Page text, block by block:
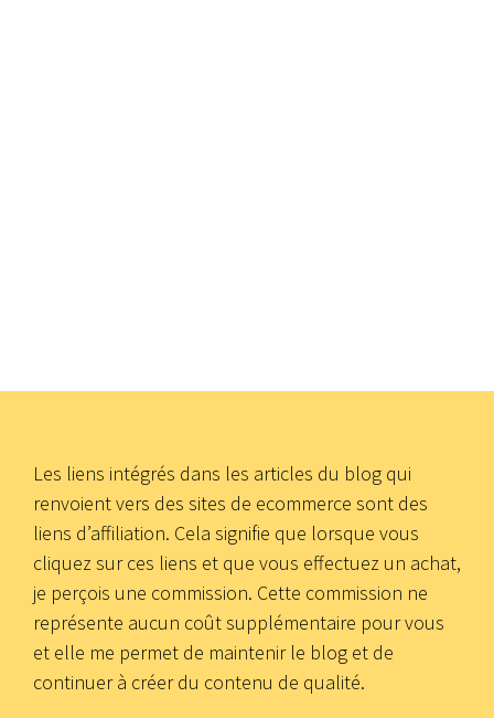
Les liens intégrés dans les articles du blog qui
renvoient vers des sites de ecommerce sont des
liens d’affiliation. Cela signifie que lorsque vous
cliquez sur ces liens et que vous effectuez un achat,
je perçois une commission. Cette commission ne
représente aucun coût supplémentaire pour vous
et elle me permet de maintenir le blog et de
continuer à créer du contenu de qualité.